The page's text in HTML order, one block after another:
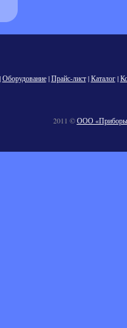
Оборудование|Прайс-лист|Каталог|
2011 ©ООО «Приборы